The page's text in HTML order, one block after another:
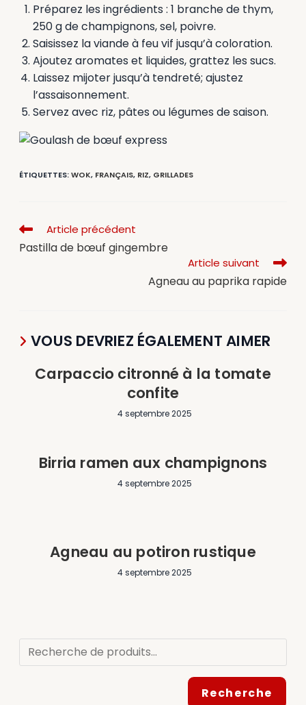
Préparez les ingrédients : 1 branche de thym,
250 g de champignons, sel, poivre.
Saisissez la viande à feu vif jusqu’à coloration.
Ajoutez aromates et liquides, grattez les sucs.
Laissez mijoter jusqu’à tendreté; ajustez
l’assaisonnement.
Servez avec riz, pâtes ou légumes de saison.
ÉTIQUETTES:WOK, FRANÇAIS, RIZ, GRILLADES
Article précédent
Pastilla de bœuf gingembre
Article suivant
Agneau au paprika rapide
VOUS DEVRIEZ ÉGALEMENT AIMER
Carpaccio citronné à la tomate
confite
4 septembre 2025
Birria ramen aux champignons
4 septembre 2025
Agneau au potiron rustique
4 septembre 2025
Recherche